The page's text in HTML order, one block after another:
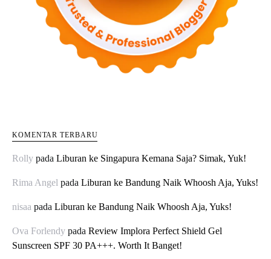
KOMENTAR TERBARU
Rolly pada Liburan ke Singapura Kemana Saja? Simak, Yuk!
Rima Angel pada Liburan ke Bandung Naik Whoosh Aja, Yuks!
nisaa pada Liburan ke Bandung Naik Whoosh Aja, Yuks!
Ova Forlendy pada Review Implora Perfect Shield Gel
Sunscreen SPF 30 PA+++. Worth It Banget!